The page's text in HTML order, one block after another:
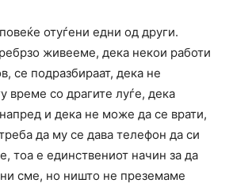
отуѓени едни од други.
живееме, дека некои работи
се подразбираат, дека не
време со драгите луѓе, дека
и дека не може да се врати,
да му се дава телефон да си
тоа е единствениот начин за да
сме, но ништо не преземаме